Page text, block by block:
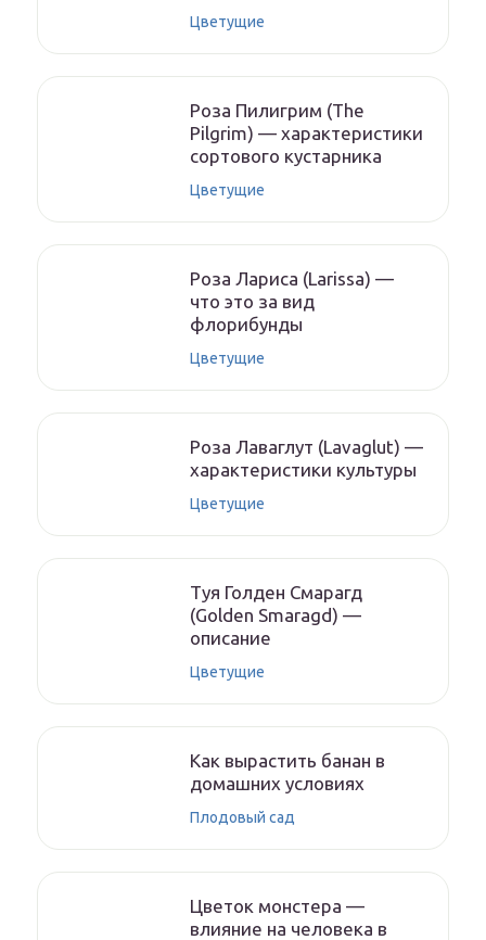
Цветущие
Роза Пилигрим (The
Pilgrim) — характеристики
сортового кустарника
Цветущие
Роза Лариса (Larissa) —
что это за вид
флорибунды
Цветущие
Роза Лаваглут (Lavaglut) —
характеристики культуры
Цветущие
Туя Голден Смарагд
(Golden Smaragd) —
описание
Цветущие
Как вырастить банан в
домашних условиях
Плодовый сад
Цветок монстера —
влияние на человека в